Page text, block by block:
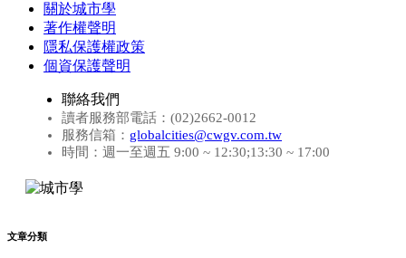
關於城市學
著作權聲明
隱私保護權政策
個資保護聲明
聯絡我們
讀者服務部電話：(02)2662-0012
服務信箱： globalcities@cwgv.com.tw
時間：週一至週五 9:00 ~ 12:30;13:30 ~ 17:00
文章分類